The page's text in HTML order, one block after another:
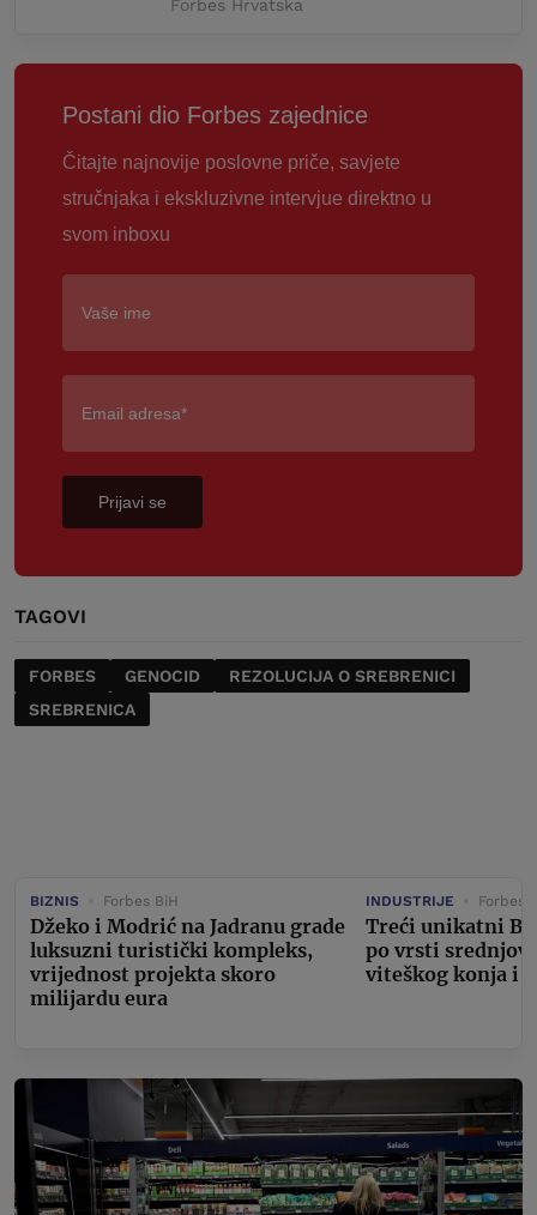
Forbes Hrvatska
Postani dio Forbes zajednice
Čitajte najnovije poslovne priče, savjete
stručnjaka i ekskluzivne intervjue direktno u
svom inboxu
Prijavi se
TAGOVI
FORBES GENOCID
REZOLUCIJA O SREBRENICI
SREBRENICA
BIZNIS Forbes BiH
Džeko i Modrić na Jadranu grade
luksuzni turistički kompleks,
vrijednost projekta skoro
milijardu eura
INDUSTRIJE Forbes
Treći unikatni
po vrsti
viteškog konja i